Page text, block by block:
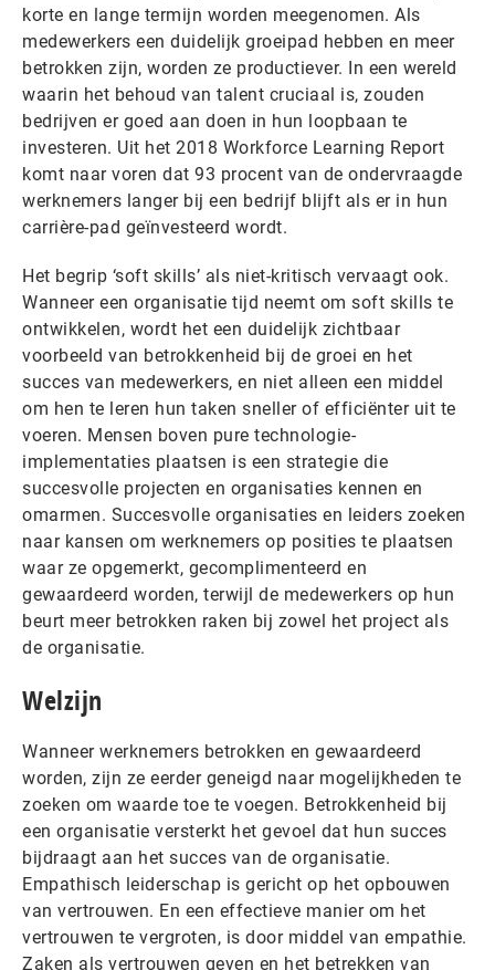
korte en lange termijn worden meegenomen. Als
medewerkers een duidelijk groeipad hebben en meer
betrokken zijn, worden ze productiever. In een wereld
waarin het behoud van talent cruciaal is, zouden
bedrijven er goed aan doen in hun loopbaan te
investeren. Uit het 2018 Workforce Learning Report
komt naar voren dat 93 procent van de ondervraagde
werknemers langer bij een bedrijf blijft als er in hun
carrière-pad geïnvesteerd wordt.
Het begrip ‘soft skills’ als niet-kritisch vervaagt ook.
Wanneer een organisatie tijd neemt om soft skills te
ontwikkelen, wordt het een duidelijk zichtbaar
voorbeeld van betrokkenheid bij de groei en het
succes van medewerkers, en niet alleen een middel
om hen te leren hun taken sneller of efficiënter uit te
voeren. Mensen boven pure technologie-
implementaties plaatsen is een strategie die
succesvolle projecten en organisaties kennen en
omarmen. Succesvolle organisaties en leiders zoeken
naar kansen om werknemers op posities te plaatsen
waar ze opgemerkt, gecomplimenteerd en
gewaardeerd worden, terwijl de medewerkers op hun
beurt meer betrokken raken bij zowel het project als
de organisatie.
Welzijn
Wanneer werknemers betrokken en gewaardeerd
worden, zijn ze eerder geneigd naar mogelijkheden te
zoeken om waarde toe te voegen. Betrokkenheid bij
een organisatie versterkt het gevoel dat hun succes
bijdraagt ​​aan het succes van de organisatie.
Empathisch leiderschap is gericht op het opbouwen
van vertrouwen. En een effectieve manier om het
vertrouwen te vergroten, is door middel van empathie.
Zaken als vertrouwen geven en het betrekken van